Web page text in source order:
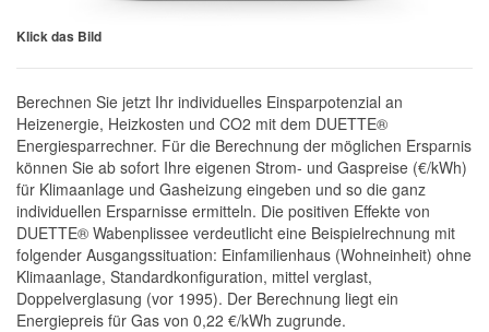
Klick das Bild
Berechnen Sie jetzt Ihr individuelles Einsparpotenzial an
Heizenergie, Heizkosten und CO2 mit dem DUETTE®
Energiesparrechner. Für die Berechnung der möglichen Ersparnis
können Sie ab sofort Ihre eigenen Strom- und Gaspreise (€/kWh)
für Klimaanlage und Gasheizung eingeben und so die ganz
individuellen Ersparnisse ermitteln. Die positiven Effekte von
DUETTE® Wabenplissee verdeutlicht eine Beispielrechnung mit
folgender Ausgangssituation: Einfamilienhaus (Wohneinheit) ohne
Klimaanlage, Standardkonfiguration, mittel verglast,
Doppelverglasung (vor 1995). Der Berechnung liegt ein
Energiepreis für Gas von 0,22 €/kWh zugrunde.